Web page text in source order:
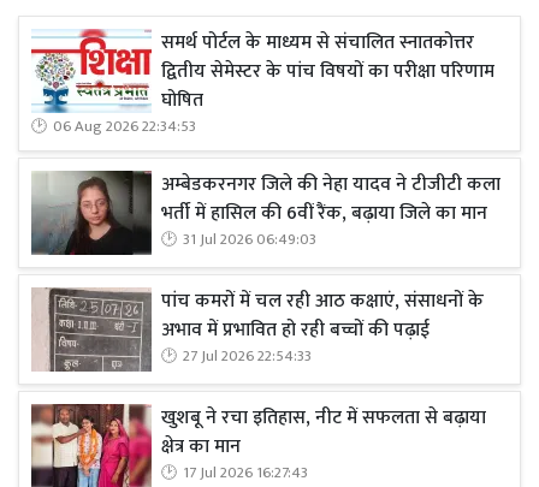
समर्थ पोर्टल के माध्यम से संचालित स्नातकोत्तर
द्वितीय सेमेस्टर के पांच विषयों का परीक्षा परिणाम
घोषित
06 Aug 2026 22:34:53
अम्बेडकरनगर जिले की नेहा यादव ने टीजीटी कला
भर्ती में हासिल की 6वीं रैंक, बढ़ाया जिले का मान
31 Jul 2026 06:49:03
पांच कमरों में चल रही आठ कक्षाएं, संसाधनों के
अभाव में प्रभावित हो रही बच्चों की पढ़ाई
27 Jul 2026 22:54:33
खुशबू ने रचा इतिहास, नीट में सफलता से बढ़ाया
क्षेत्र का मान
17 Jul 2026 16:27:43